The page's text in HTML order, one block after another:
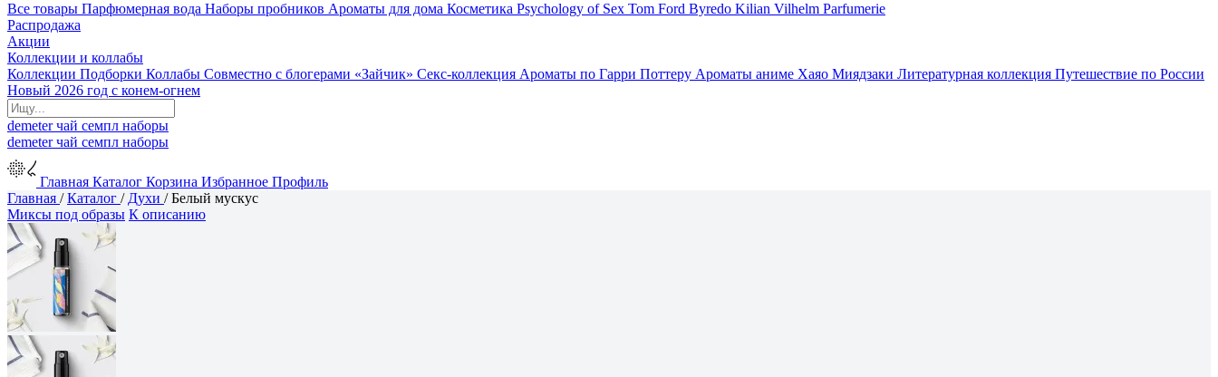
Все товары Парфюмерная вода Наборы пробников Ароматы для дома Косметика Psychology of Sex Tom Ford Byredo Kilian Vilhelm Parfumerie
Распродажа
Акции
Коллекции и коллабы
Коллекции Подборки Коллабы Совместно с блогерами «Зайчик» Секс-коллекция Ароматы по Гарри Поттеру Ароматы аниме Хаяо Миядзаки Литературная коллекция Путешествие по России
Новый 2026 год с конем-огнем
demeterчай семпл наборы
demeterчай семпл наборы
Главная Каталог Корзина Избранное Профиль
Главная /Каталог / Духи /Белый мускус
Миксы под образы К описанию